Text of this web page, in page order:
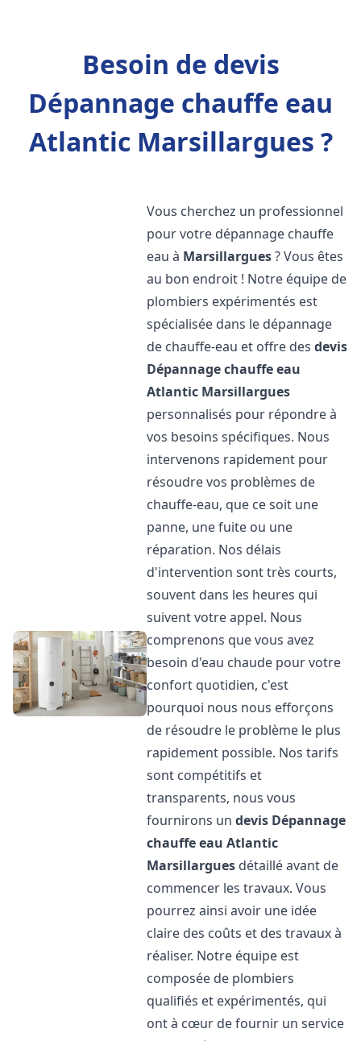
Besoin de devis
Dépannage chauffe eau
Atlantic Marsillargues ?
Vous cherchez un professionnel
pour votre dépannage chauffe
eau à Marsillargues? Vous êtes
au bon endroit ! Notre équipe de
plombiers expérimentés est
spécialisée dans le dépannage
de chauffe-eau et offre desdevis
Dépannage chauffe eau
Atlantic Marsillargues
personnalisés pour répondre à
vos besoins spécifiques. Nous
intervenons rapidement pour
résoudre vos problèmes de
chauffe-eau, que ce soit une
panne, une fuite ou une
réparation. Nos délais
d'intervention sont très courts,
souvent dans les heures qui
suivent votre appel. Nous
comprenons que vous avez
besoin d'eau chaude pour votre
confort quotidien, c'est
pourquoi nous nous efforçons
de résoudre le problème le plus
rapidement possible. Nos tarifs
sont compétitifs et
transparents, nous vous
fournirons undevis Dépannage
chauffe eau Atlantic
Marsillargues détaillé avant de
commencer les travaux. Vous
pourrez ainsi avoir une idée
claire des coûts et des travaux à
réaliser. Notre équipe est
composée de plombiers
qualifiés et expérimentés, qui
ont à cœur de fournir un service